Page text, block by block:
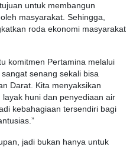
untuk membangun
masyarakat. Sehingga,
roda ekonomi masyarakat
komitmen Pertamina melalui
senang sekali bisa
Darat. Kita menyaksikan
huni dan penyediaan air
kebahagiaan tersendiri bagi
jadi bukan hanya untuk